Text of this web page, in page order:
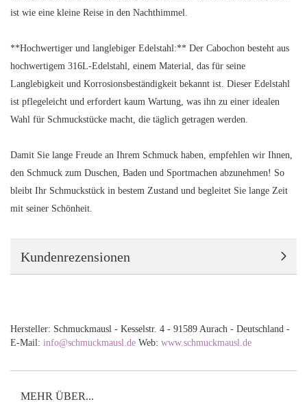
ist wie eine kleine Reise in den Nachthimmel.
**Hochwertiger und langlebiger Edelstahl:** Der Cabochon besteht aus
hochwertigem 316L-Edelstahl, einem Material, das für seine
Langlebigkeit und Korrosionsbeständigkeit bekannt ist. Dieser Edelstahl
ist pflegeleicht und erfordert kaum Wartung, was ihn zu einer idealen
Wahl für Schmuckstücke macht, die täglich getragen werden.
Damit Sie lange Freude an Ihrem Schmuck haben, empfehlen wir Ihnen,
den Schmuck zum Duschen, Baden und Sportmachen abzunehmen! So
bleibt Ihr Schmuckstück in bestem Zustand und begleitet Sie lange Zeit
mit seiner Schönheit.
Kundenrezensionen
Hersteller: Schmuckmausl - Kesselstr. 4 - 91589 Aurach - Deutschland -
E-Mail: info@schmuckmausl.de Web: www.schmuckmausl.de
MEHR ÜBER...